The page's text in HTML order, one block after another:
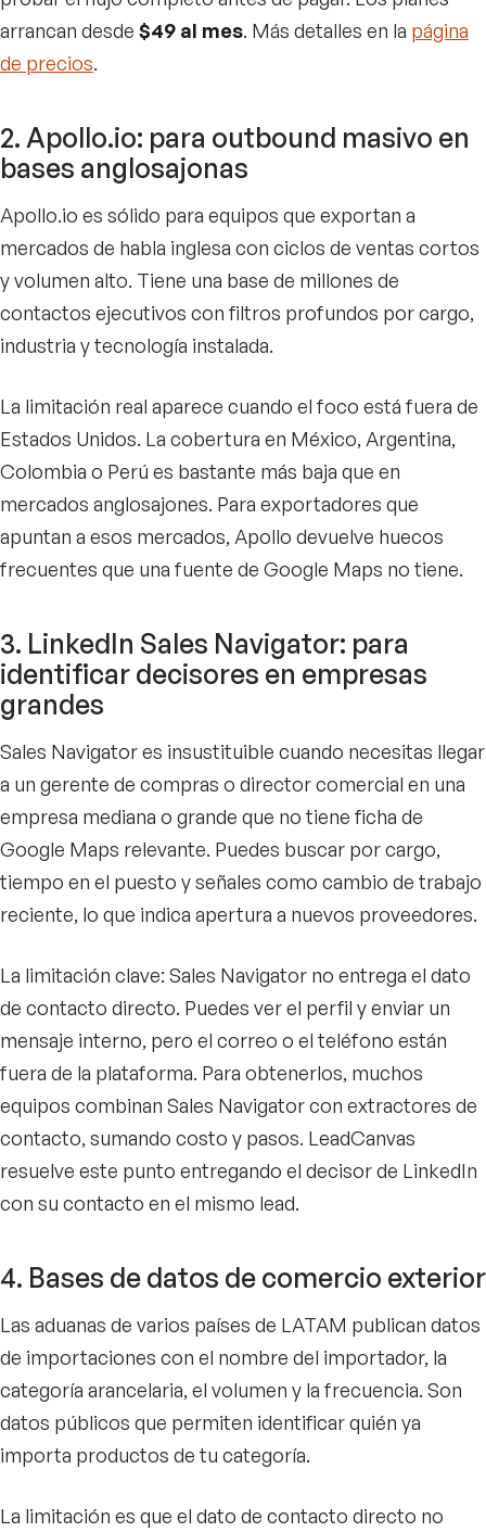
arrancan desde $49 al mes. Más detalles en la página
de precios.
2. Apollo.io: para outbound masivo en
bases anglosajonas
Apollo.io es sólido para equipos que exportan a
mercados de habla inglesa con ciclos de ventas cortos
y volumen alto. Tiene una base de millones de
contactos ejecutivos con filtros profundos por cargo,
industria y tecnología instalada.
La limitación real aparece cuando el foco está fuera de
Estados Unidos. La cobertura en México, Argentina,
Colombia o Perú es bastante más baja que en
mercados anglosajones. Para exportadores que
apuntan a esos mercados, Apollo devuelve huecos
frecuentes que una fuente de Google Maps no tiene.
3. LinkedIn Sales Navigator: para
identificar decisores en empresas
grandes
Sales Navigator es insustituible cuando necesitas llegar
a un gerente de compras o director comercial en una
empresa mediana o grande que no tiene ficha de
Google Maps relevante. Puedes buscar por cargo,
tiempo en el puesto y señales como cambio de trabajo
reciente, lo que indica apertura a nuevos proveedores.
La limitación clave: Sales Navigator no entrega el dato
de contacto directo. Puedes ver el perfil y enviar un
mensaje interno, pero el correo o el teléfono están
fuera de la plataforma. Para obtenerlos, muchos
equipos combinan Sales Navigator con extractores de
contacto, sumando costo y pasos. LeadCanvas
resuelve este punto entregando el decisor de LinkedIn
con su contacto en el mismo lead.
4. Bases de datos de comercio exterior
Las aduanas de varios países de LATAM publican datos
de importaciones con el nombre del importador, la
categoría arancelaria, el volumen y la frecuencia. Son
datos públicos que permiten identificar quién ya
importa productos de tu categoría.
La limitación es que el dato de contacto directo no